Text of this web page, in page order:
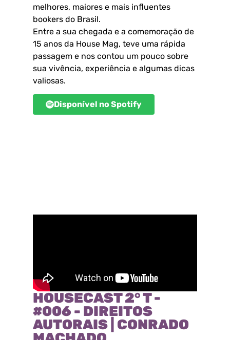
melhores, maiores e mais influentes
bookers do Brasil.
Entre a sua chegada e a comemoração de
15 anos da House Mag, teve uma rápida
passagem e nos contou um pouco sobre
sua vivência, experiência e algumas dicas
valiosas.
Disponível no Spotify
HOUSECAST 2° T -
#006 - DIREITOS
AUTORAIS | CONRADO